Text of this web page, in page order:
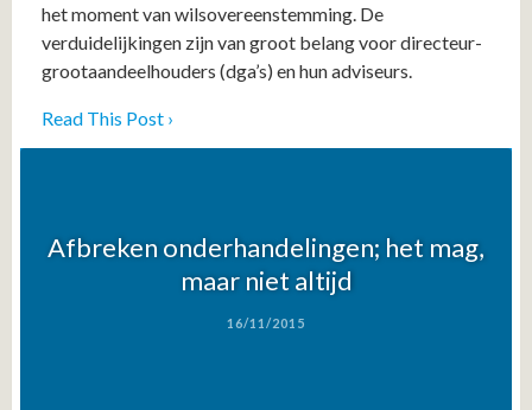
het moment van wilsovereenstemming. De
verduidelijkingen zijn van groot belang voor directeur-
grootaandeelhouders (dga’s) en hun adviseurs.
Read This Post ›
Afbreken onderhandelingen; het mag,
maar niet altijd
16/11/2015